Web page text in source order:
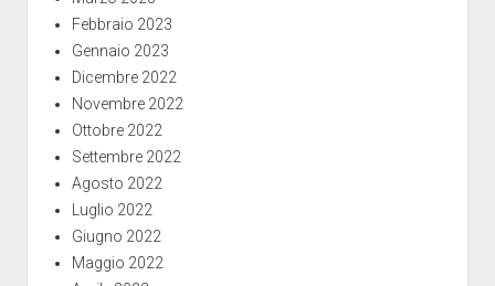
Febbraio 2023
Gennaio 2023
Dicembre 2022
Novembre 2022
Ottobre 2022
Settembre 2022
Agosto 2022
Luglio 2022
Giugno 2022
Maggio 2022